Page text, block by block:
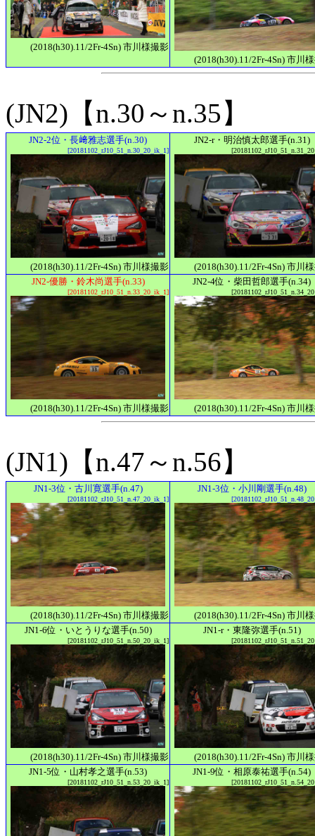
(2018(h30).11/2Fr-4Sn) 市川様撮影
(2018(h30).11/2Fr-4Sn) 市川
(JN2)【n.30～n.35】
JN2-2位・長﨑雅志選手(n.30)
[20181102_rJ10_51_n.30_20_ik_1]
(2018(h30).11/2Fr-4Sn) 市川様撮影
JN2-r・明治慎太郎選手(n.31)
(2018(h30).11/2Fr-4Sn) 市川
JN2-優勝・鈴木尚選手(n.33)
[20181102_rJ10_51_n.33_20_ik_1]
(2018(h30).11/2Fr-4Sn) 市川様撮影
JN2-4位・柴田哲郎選手(n.34)
(2018(h30).11/2Fr-4Sn) 市川
(JN1)【n.47～n.56】
JN1-3位・古川寛選手(n.47)
[20181102_rJ10_51_n.47_20_ik_1]
(2018(h30).11/2Fr-4Sn) 市川様撮影
JN1-3位・小川剛選手(n.48)
(2018(h30).11/2Fr-4Sn) 市川
JN1-6位・いとうりな選手(n.50)
[20181102_rJ10_51_n.50_20_ik_1]
(2018(h30).11/2Fr-4Sn) 市川様撮影
JN1-r・東隆弥選手(n.51)
(2018(h30).11/2Fr-4Sn) 市川
JN1-5位・山村孝之選手(n.53)
[20181102_rJ10_51_n.53_20_ik_1]
JN1-9位・相原泰祐選手(n.54)